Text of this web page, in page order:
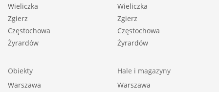
Wieliczka
Zgierz
Częstochowa
Żyrardów
Wieliczka
Zgierz
Częstochowa
Żyrardów
Obiekty
Warszawa
Hale i magazyny
Warszawa